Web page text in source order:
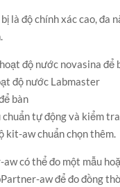
là độ chính xác cao, đa
độ nước Labmaster
bàn
chuẩn tự động và kiểm
kit-aw chuẩn chọn thêm.
có thể đo một mẫu
aw để đo đồng